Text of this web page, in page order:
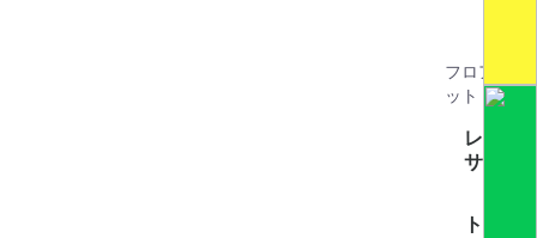
フロアマ
ット
レク
サス
全て見
GS(4)
GSハ
GX(2)
HS(1)
IS(4)
IS-C(1)
LBX(3)
LC(1)
LM(2)
LS500/
LS600
LS600
LX700
NX(4)
RC(1)
RX(7)
SC(1)
トヨ